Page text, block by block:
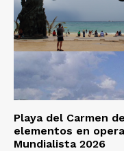
Playa del Carmen
elementos en
Mundialista 2026